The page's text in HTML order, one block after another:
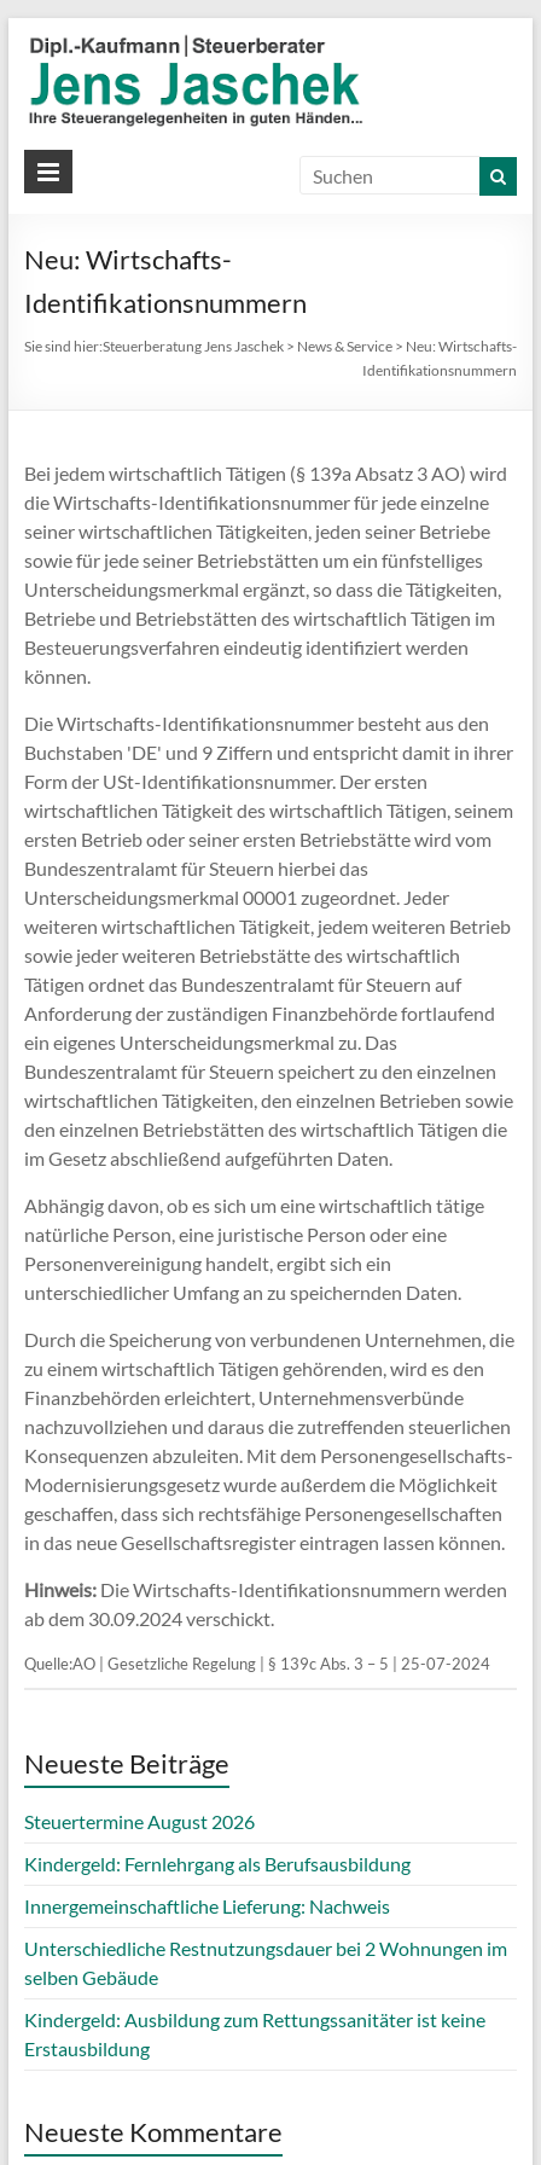
Neu: Wirtschafts-
Identifikationsnummern
Sie sind hier:Steuerberatung Jens Jaschek > News & Service > Neu: Wirtschafts-
Identifikationsnummern
Bei jedem wirtschaftlich Tätigen (§ 139a Absatz 3 AO) wird
die Wirtschafts-Identifikationsnummer für jede einzelne
seiner wirtschaftlichen Tätigkeiten, jeden seiner Betriebe
sowie für jede seiner Betriebstätten um ein fünfstelliges
Unterscheidungsmerkmal ergänzt, so dass die Tätigkeiten,
Betriebe und Betriebstätten des wirtschaftlich Tätigen im
Besteuerungsverfahren eindeutig identifiziert werden
können.
Die Wirtschafts-Identifikationsnummer besteht aus den
Buchstaben 'DE' und 9 Ziffern und entspricht damit in ihrer
Form der USt-Identifikationsnummer.Der ersten
wirtschaftlichen Tätigkeit des wirtschaftlich Tätigen, seinem
ersten Betrieb oder seiner ersten Betriebstätte wird vom
Bundeszentralamt für Steuern hierbei das
Unterscheidungsmerkmal 00001 zugeordnet. Jeder
weiteren wirtschaftlichen Tätigkeit, jedem weiteren Betrieb
sowie jeder weiteren Betriebstätte des wirtschaftlich
Tätigen ordnet das Bundeszentralamt für Steuern auf
Anforderung der zuständigen Finanzbehörde fortlaufend
ein eigenes Unterscheidungsmerkmal zu. Das
Bundeszentralamt für Steuern speichert zu den einzelnen
wirtschaftlichen Tätigkeiten, den einzelnen Betrieben sowie
den einzelnen Betriebstätten des wirtschaftlich Tätigen die
im Gesetz abschließend aufgeführten Daten.
Abhängig davon, ob es sich um eine wirtschaftlich tätige
natürliche Person, eine juristische Person oder eine
Personenvereinigung handelt, ergibt sich ein
unterschiedlicher Umfang an zu speichernden Daten.
Durch die Speicherung von verbundenen Unternehmen, die
zu einem wirtschaftlich Tätigen gehörenden, wird es den
Finanzbehörden erleichtert, Unternehmensverbünde
nachzuvollziehen und daraus die zutreffenden steuerlichen
Konsequenzen abzuleiten. Mit dem Personengesellschafts-
Modernisierungsgesetz wurde außerdem die Möglichkeit
geschaffen, dass sich rechtsfähige Personengesellschaften
in das neue Gesellschaftsregister eintragen lassen können.
Hinweis:DieWirtschafts-Identifikationsnummern werden
ab dem 30.09.2024 verschickt.
Quelle:AO | Gesetzliche Regelung | § 139c Abs. 3 – 5 | 25-07-2024
Neueste Beiträge
Steuertermine August 2026
Kindergeld: Fernlehrgang als Berufsausbildung
Innergemeinschaftliche Lieferung: Nachweis
Unterschiedliche Restnutzungsdauer bei 2 Wohnungen im
selben Gebäude
Kindergeld: Ausbildung zum Rettungssanitäter ist keine
Erstausbildung
Neueste Kommentare